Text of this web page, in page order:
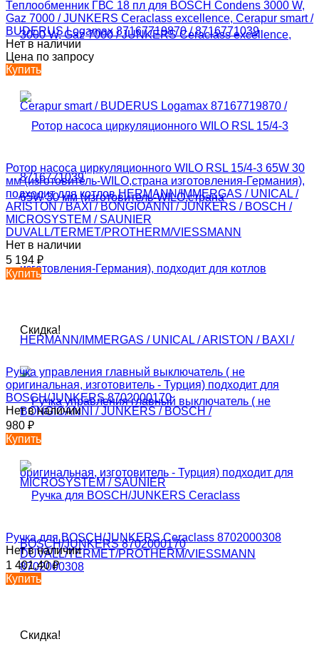
Теплообменник ГВС 18 пл для BOSCH Condens 3000 W,
Gaz 7000 / JUNKERS Ceraclass excellence, Cerapur smart /
BUDERUS Logamax 87167719870 / 8716771039
Нет в наличии
Цена по запросу
Купить
Ротор насоса циркуляционного WILO RSL 15/4-3 65W 30
мм (изготовитель-WILO,страна изготовления-Германия),
подходит для котлов HERMANN/IMMERGAS / UNICAL /
ARISTON / BAXI / BONGIOANNI / JUNKERS / BOSCH /
MICROSYSTEM / SAUNIER
DUVALL/TERMET/PROTHERM/VIESSMANN
Нет в наличии
5 194 ₽
Купить
Скидка!
Ручка управления главный выключатель ( не
оригинальная, изготовитель - Турция) подходит для
BOSCH/JUNKERS 8702000170
Нет в наличии
980 ₽
Купить
Ручка для BOSCH/JUNKERS Ceraclass 8702000308
Нет в наличии
1 401,40₽
Купить
Скидка!